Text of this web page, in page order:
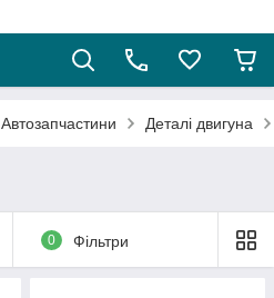
Автозапчастини Деталі двигуна
0 Фільтри